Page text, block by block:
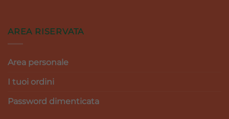
AREA RISERVATA
Area personale
I tuoi ordini
Password dimenticata